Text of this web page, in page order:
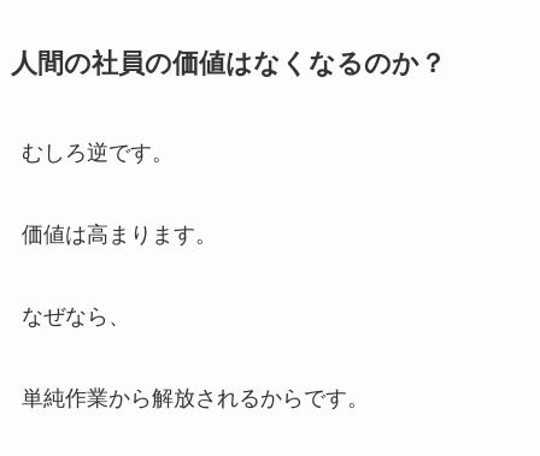
人間の社員の価値はなくなるのか？
むしろ逆です。
価値は高まります。
なぜなら、
単純作業から解放されるからです。